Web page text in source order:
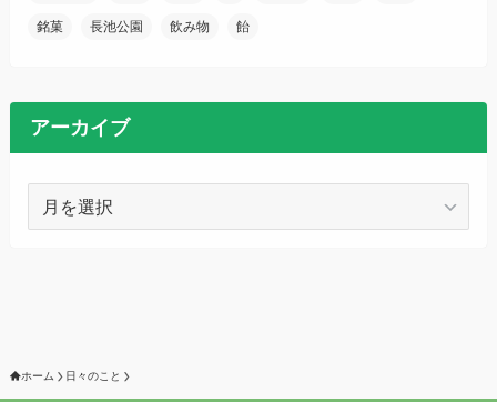
銘菓 長池公園 飲み物 飴
アーカイブ
ホーム 日々のこと